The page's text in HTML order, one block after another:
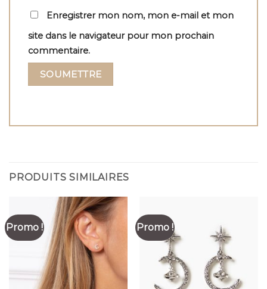
Enregistrer mon nom, mon e-mail et mon
site dans le navigateur pour mon prochain
commentaire.
PRODUITS SIMILAIRES
Promo ! Promo !